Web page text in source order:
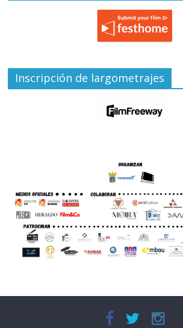
Inscripción de largometrajes